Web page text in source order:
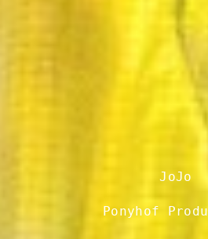
JoJo
Ponyhof